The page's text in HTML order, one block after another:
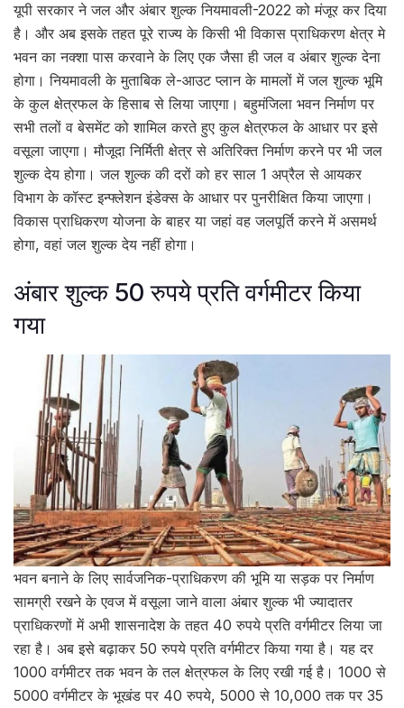
यूपी सरकार ने जल और अंबार शुल्क नियमावली-2022 को मंजूर कर दिया
है। और अब इसके तहत पूरे राज्य के किसी भी विकास प्राधिकरण क्षेत्र मे
भवन का नक्शा पास करवाने के लिए एक जैसा ही जल व अंबार शुल्क देना
होगा। नियमावली के मुताबिक ले-आउट प्लान के मामलों में जल शुल्क भूमि
के कुल क्षेत्रफल के हिसाब से लिया जाएगा। बहुमंजिला भवन निर्माण पर
सभी तलों व बेसमेंट को शामिल करते हुए कुल क्षेत्रफल के आधार पर इसे
वसूला जाएगा। मौजूदा निर्मिती क्षेत्र से अतिरिक्त निर्माण करने पर भी जल
शुल्क देय होगा। जल शुल्क की दरों को हर साल 1 अप्रैल से आयकर
विभाग के कॉस्ट इन्फ्लेशन इंडेक्स के आधार पर पुनरीक्षित किया जाएगा।
विकास प्राधिकरण योजना के बाहर या जहां वह जलपूर्ति करने में असमर्थ
होगा, वहां जल शुल्क देय नहीं होगा।
अंबार शुल्क 50 रुपये प्रति वर्गमीटर किया
गया
भवन बनाने के लिए सार्वजनिक-प्राधिकरण की भूमि या सड़क पर निर्माण
सामग्री रखने के एवज में वसूला जाने वाला अंबार शुल्क भी ज्यादातर
प्राधिकरणों में अभी शासनादेश के तहत 40 रुपये प्रति वर्गमीटर लिया जा
रहा है। अब इसे बढ़ाकर 50 रुपये प्रति वर्गमीटर किया गया है। यह दर
1000 वर्गमीटर तक भवन के तल क्षेत्रफल के लिए रखी गई है। 1000 से
5000 वर्गमीटर के भूखंड पर 40 रुपये, 5000 से 10,000 तक पर 35